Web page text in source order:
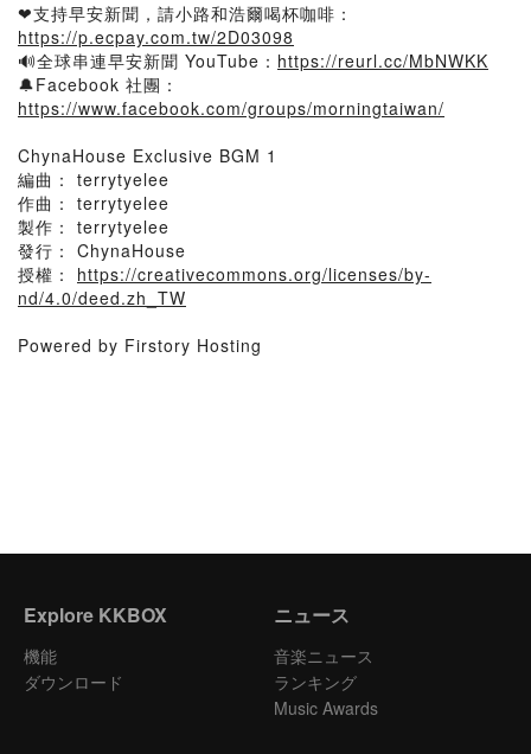
❤支持早安新聞，請小路和浩爾喝杯咖啡：
https://p.ecpay.com.tw/2D03098
🔊全球串連早安新聞 YouTube： https://reurl.cc/MbNWKK
🔔Facebook 社團：
https://www.facebook.com/groups/morningtaiwan/
ChynaHouse Exclusive BGM 1
編曲： terrytyelee
作曲： terrytyelee
製作： terrytyelee
發行： ChynaHouse
授權： https://creativecommons.org/licenses/by-
nd/4.0/deed.zh_TW
Powered by Firstory Hosting
Explore KKBOX
機能
ダウンロード
ニュース
音楽ニュース
ランキング
Music Awards